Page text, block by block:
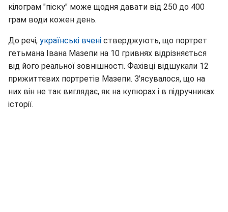
кілограм "піску" може щодня давати від 250 до 400
грам води кожен день.
До речі, українські вчені стверджують, що портрет
гетьмана Івана Мазепи на 10 гривнях відрізняється
від його реальної зовнішності. Фахівці відшукали 12
прижиттєвих портретів Мазепи. З'ясувалося, що на
них він не так виглядає, як на купюрах і в підручниках
історії.